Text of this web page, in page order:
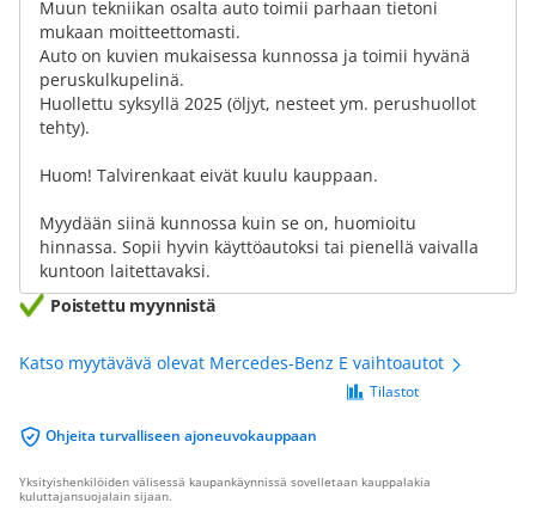
Muun tekniikan osalta auto toimii parhaan tietoni
mukaan moitteettomasti.
Auto on kuvien mukaisessa kunnossa ja toimii hyvänä
peruskulkupelinä.
Huollettu syksyllä 2025 (öljyt, nesteet ym. perushuollot
tehty).
Huom! Talvirenkaat eivät kuulu kauppaan.
Myydään siinä kunnossa kuin se on, huomioitu
hinnassa. Sopii hyvin käyttöautoksi tai pienellä vaivalla
kuntoon laitettavaksi.
Poistettu myynnistä
Katso myytävävä olevat Mercedes-Benz E vaihtoautot
Ohjeita turvalliseen ajoneuvokauppaan
Tilastot
Yksityishenkilöiden välisessä kaupankäynnissä sovelletaan kauppalakia
kuluttajansuojalain sijaan.